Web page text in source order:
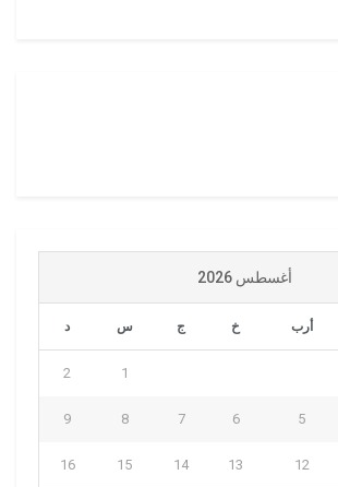
أغسطس 2026
أرب خ ج س د
1
2
5
6
7
8
9
12
13
14
15
16